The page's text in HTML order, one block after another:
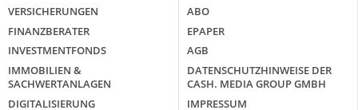
VERSICHERUNGEN
FINANZBERATER
INVESTMENTFONDS
IMMOBILIEN &
SACHWERTANLAGEN
DIGITALISIERUNG
ABO
EPAPER
AGB
DATENSCHUTZHINWEISE DER
CASH. MEDIA GROUP GMBH
IMPRESSUM